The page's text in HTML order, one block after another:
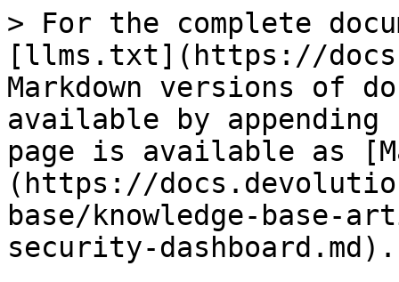
> For the complete
[llms.txt](https://
Markdown versions of
available by
page is available as
(https://
base/knowledge-base-
security-dashboard.md).